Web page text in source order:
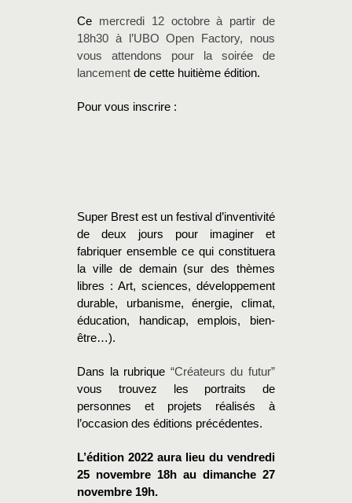
Ce mercredi 12 octobre à partir de
18h30 à l’UBO Open Factory, nous
vous attendons pour la soirée de
lancement de cette huitième édition.
Pour vous inscrire :
Super Brest est un festival d’inventivité
de deux jours pour imaginer et
fabriquer ensemble ce qui constituera
la ville de demain (sur des thèmes
libres : Art, sciences, développement
durable, urbanisme, énergie, climat,
éducation, handicap, emplois, bien-
être…).
Dans la rubrique “Créateurs du futur”
vous trouvez les portraits de
personnes et projets réalisés à
l’occasion des éditions précédentes.
L’édition 2022 aura lieu du vendredi
25 novembre 18h au dimanche 27
novembre 19h.